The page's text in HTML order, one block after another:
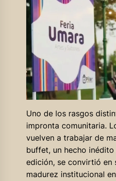
Uno de los rasgos
impronta comunitaria.
vuelven a trabajar de
buffet, un hecho
edición, se convirtió en
madurez institucional